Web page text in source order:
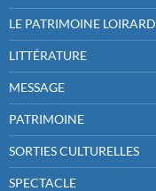
LE PATRIMOINE LOIRARD
LITTÉRATURE
MESSAGE
PATRIMOINE
SORTIES CULTURELLES
SPECTACLE